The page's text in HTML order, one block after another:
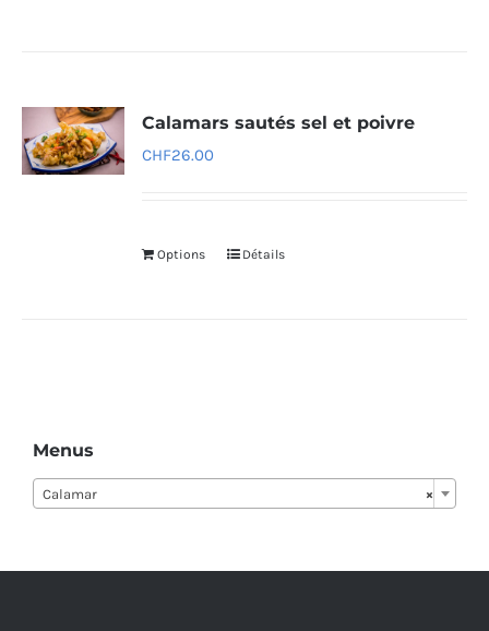
Calamars sautés sel et poivre
CHF26.00
Options Détails
Menus
×
Calamar